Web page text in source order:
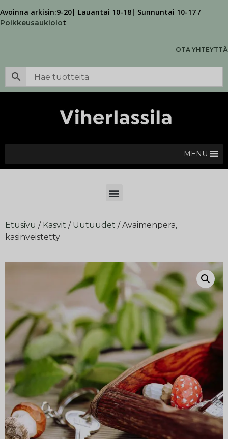
Avoinna arkisin:9-20| Lauantai 10-18| Sunnuntai 10-17 /
Poikkeusaukiolot
OTA YHTEYTTÄ
MENU
Etusivu / Kasvit / Uutuudet / Avaimenperä,
käsinveistetty